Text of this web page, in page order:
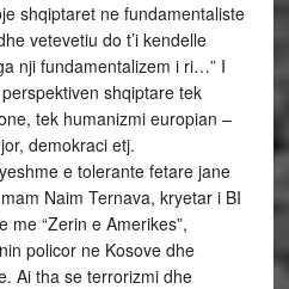
shqiptaret ne fundamentaliste
vetevetiu do t’i kendelle
nji fundamentalizem i ri…” I
shqiptare tek
tek humanizmi europian –
demokraci etj.
e tolerante fetare jane
Naim Ternava, kryetar i BI
me “Zerin e Amerikes”,
policor ne Kosove dhe
Ai tha se terrorizmi dhe